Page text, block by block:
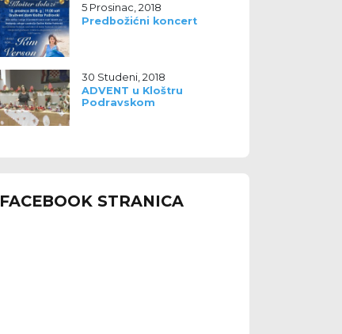
5 Prosinac, 2018
Predbožićni koncert
30 Studeni, 2018
ADVENT u Kloštru
Podravskom
FACEBOOK STRANICA